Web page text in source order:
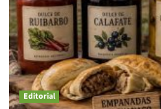
Editorial